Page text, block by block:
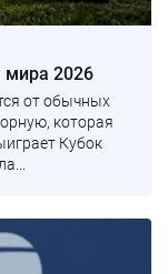
мира 2026
от обычных
которая
Кубок